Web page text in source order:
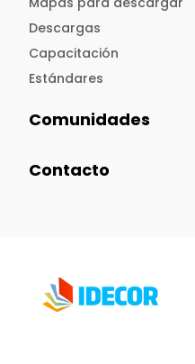
Descargas
Capacitación
Estándares
Comunidades
Contacto